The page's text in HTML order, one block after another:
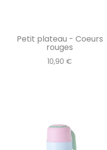
Petit plateau - Coeurs
rouges
10,90 €